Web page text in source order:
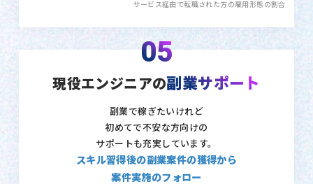
サービス経由で転職された方の雇用形態の割合
05
現役エンジニアの副業サポート
副業で稼ぎたいけれど
初めてで不安な方向けの
サポートも充実しています。
スキル習得後の副業案件の獲得から
案件実施のフォロー